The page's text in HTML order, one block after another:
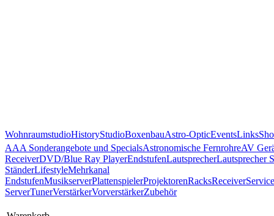
WohnraumstudioHistoryStudioBoxenbauAstro-OpticEventsLinks
AAA Sonderangebote und SpecialsAstronomische FernrohreAV
ReceiverDVD/Blue Ray PlayerEndstufenLautsprecherLautsprecher
StänderLifestyleMehrkanal
EndstufenMusikserverPlattenspielerProjektorenRacksReceiverService
ServerTunerVerstärkerVorverstärkerZubehör